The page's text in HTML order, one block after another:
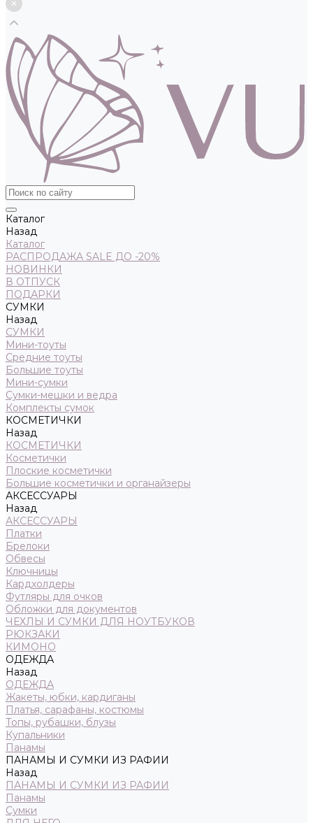
Каталог
Назад
Каталог
РАСПРОДАЖА SALE ДО -20%
НОВИНКИ
В ОТПУСК
ПОДАРКИ
СУМКИ
Назад
СУМКИ
Мини-тоуты
Средние тоуты
Большие тоуты
Мини-сумки
Сумки-мешки и ведра
Комплекты сумок
КОСМЕТИЧКИ
Назад
КОСМЕТИЧКИ
Косметички
Плоские косметички
Большие косметички и органайзеры
АКСЕССУАРЫ
Назад
АКСЕССУАРЫ
Платки
Брелоки
Обвесы
Ключницы
Кардхолдеры
Футляры для очков
Обложки для документов
ЧЕХЛЫ И СУМКИ ДЛЯ НОУТБУКОВ
РЮКЗАКИ
КИМОНО
ОДЕЖДА
Назад
ОДЕЖДА
Жакеты, юбки, кардиганы
Платья, сарафаны, костюмы
Топы, рубашки, блузы
Купальники
Панамы
ПАНАМЫ И СУМКИ ИЗ РАФИИ
Назад
ПАНАМЫ И СУМКИ ИЗ РАФИИ
Панамы
Сумки